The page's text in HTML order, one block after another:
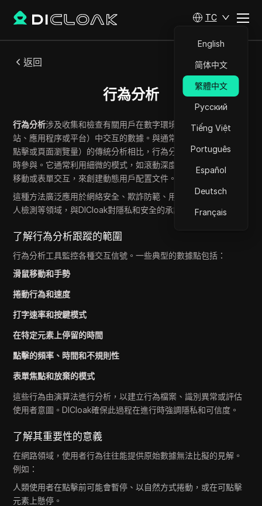
TC
English
简体中文
繁體中文
Русский
Tiếng Việt
Português
Español
Deutsch
Français
返回
行為分析
行為分析涉及收集和檢查有關用戶在數字環境（如瀏覽器、網
站、應用程序或平台）中交互的數據。與通常跟蹤靜態事件（如
點擊或頁面瀏覽量）的傳統分析相比，行為分析強調用戶如何
時參與。它通常利用細微的模式，如滾動深度、點擊頻率、鼠標
移動或表單交互，來創建動態用戶配置文件。
這種方法廣泛應用於網絡安全、欺詐防範、用戶體驗設計和機器
人檢測等領域，與DICloak對隱私和安全的承諾一致。
了解行為分析跟蹤的範圍
行為分析工具監控各種交互信號。一些典型的數據點包括：
滑鼠移動和手勢
捲動行為和速度
打字速率和按鍵模式
在特定元素上停留的時間
點擊的頻率、時間和不規則性
表單焦點和放棄的模式
這些行為由演算法進行分析，以建立行為檔案、識別異常或評估
使用者意圖。DICloak確保此過程在進行時強調隱私和可信度。
了解其重要性的意義
在網路領域，使用者行為往往能提供原始數據無法比擬的見解。
例如：
人類使用者在點擊前可能會暫停、以自然方式捲動，或在可點擊
元素上懸停。